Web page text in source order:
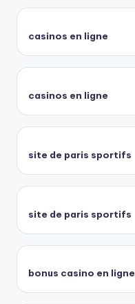
casinos en ligne
casinos en ligne
site de paris sportifs
site de paris sportifs
bonus casino en ligne